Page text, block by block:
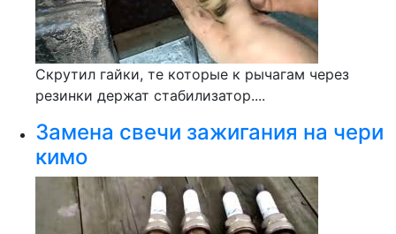
Скрутил гайки, те которые к рычагам через
резинки держат стабилизатор....
Замена свечи зажигания на чери
кимо